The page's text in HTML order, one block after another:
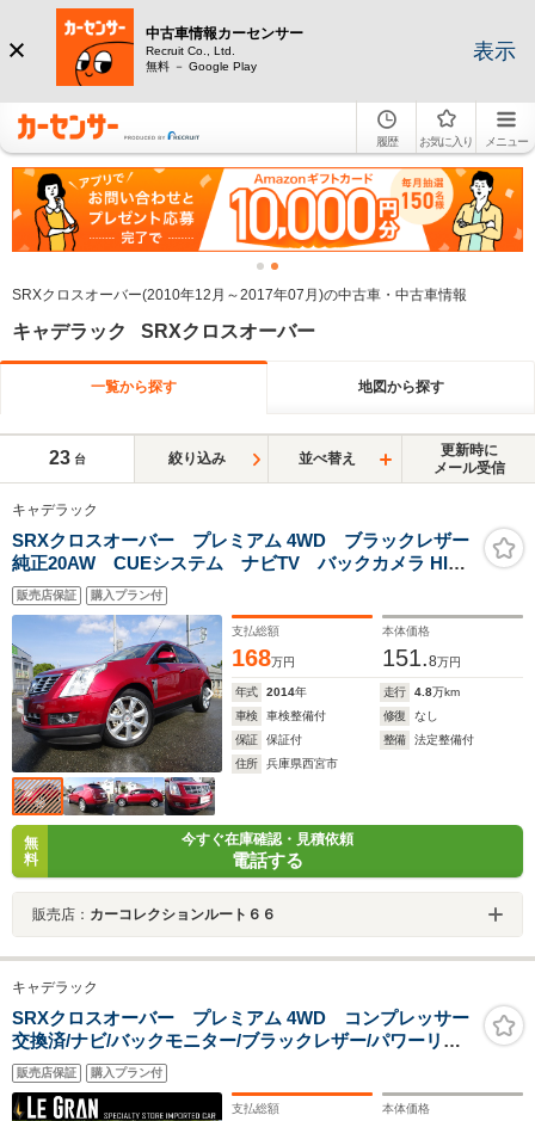
中古車情報カーセンサー
Recruit Co., Ltd.
無料 － Google Play
表示
履歴 お気に入り メニュー
SRXクロスオーバー(2010年12月～2017年07月)の中古車・中古車情報
キャデラック SRXクロスオーバー
一覧から探す 地図から探す
23 台 絞り込み 並べ替え
更新時に
メール受信
キャデラック
SRXクロスオーバー プレミアム 4WD ブラックレザー
純正20AW CUEシステム ナビTV バックカメラ HID
BOSE パワーリアゲート ドライブレコーダー パノラマル
ーフ
販売店保証 購入プラン付
支払総額
168万円
本体価格
151.8万円
年式 2014年 走行 4.8万km
車検
車検整備付 修復
なし
保証
保証付 整備
法定整備付
住所
兵庫県西宮市
無
料
今すぐ在庫確認・見積依頼
電話する
販売店： カーコレクションルート６６
キャデラック
SRXクロスオーバー プレミアム 4WD コンプレッサー
交換済/ナビ/バックモニター/ブラックレザー/パワーリア
ゲート/エアーシート/シートヒーター/BOSEサウンド/サ
ンルーフ/コンプレッサー新品/4WD
販売店保証 購入プラン付
支払総額 本体価格